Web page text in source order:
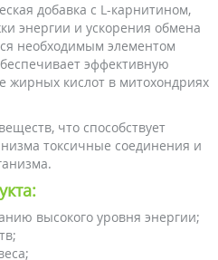
добавка с L-карнитином,
энергии и ускорения обмена
необходимым элементом
эффективную
жирных кислот в митохондриях
что способствует
токсичные соединения и
высокого уровня энергии;